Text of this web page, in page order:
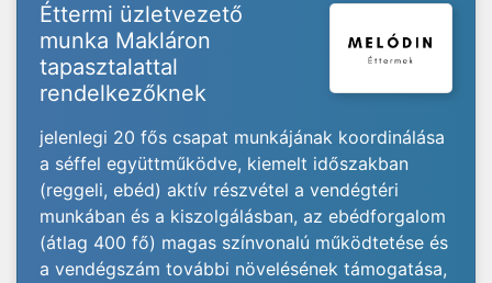
Éttermi üzletvezető
munka Makláron
tapasztalattal
rendelkezőknek
jelenlegi 20 fős csapat munkájának koordinálása
a séffel együttműködve, kiemelt időszakban
(reggeli, ebéd) aktív részvétel a vendégtéri
munkában és a kiszolgálásban, az ebédforgalom
(átlag 400 fő) magas színvonalú működtetése és
a vendégszám további növelésének támogatása,